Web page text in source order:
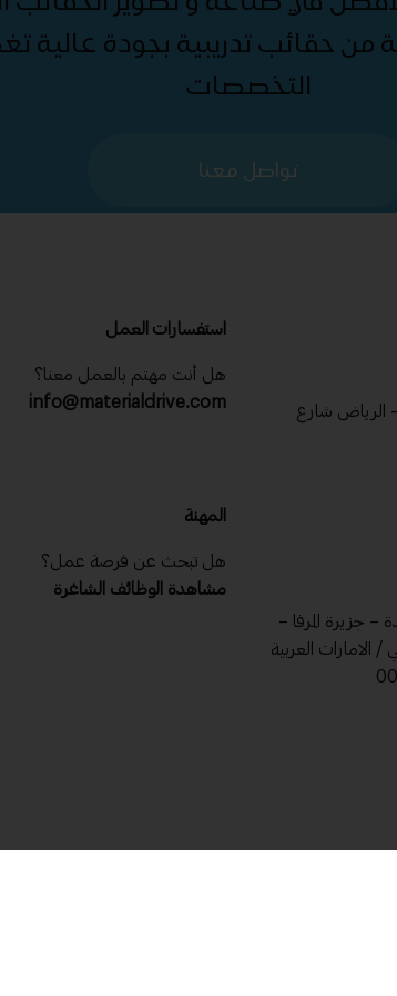
من حقائب تدريبية بجودة عالية
التخصصات
تواصل معنا
– الرياض شارع
– جزيرة المرفا –
– دبي / الامارات العربية
استفسارات العمل
هل أنت مهتم بالعمل معنا؟
info@materialdrive.com
المهنة
هل تبحث عن فرصة عمل؟
مشاهدة الوظائف الشاغرة